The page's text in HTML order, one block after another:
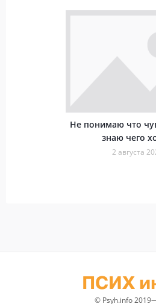
Не понимаю что
знаю чего
2 августа
ПСИХ
© Psyh.info